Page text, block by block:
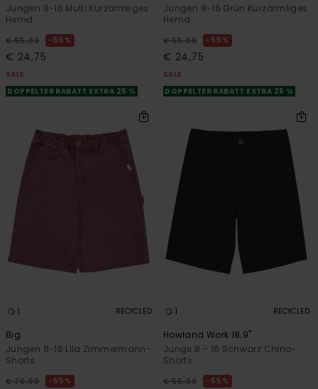
Jungen 8-16 Multi Kurzärmliges
Hemd
€ 55,00 55%
€ 24,75
SALE
DOPPELTER RABATT EXTRA 25 %
Jungen 8-16 Grün Kurzärmliges
Hemd
€ 55,00 55%
€ 24,75
SALE
DOPPELTER RABATT EXTRA 25 %
1 RECYCLED
Big
Jungen 8-16 Lila Zimmermann-
Shorts
€ 70,00 55%
1 RECYCLED
Howland Work 18.9"
Jungs 8 - 16 Schwarz Chino-
Shorts
€ 55,00 55%